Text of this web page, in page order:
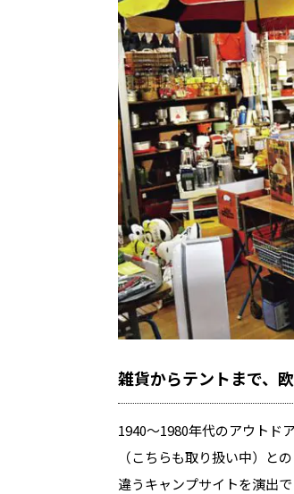
雑貨からテントまで、
1940〜1980年代のアウトド
（こちらも取り扱い中）
違うキャンプサイトを演出